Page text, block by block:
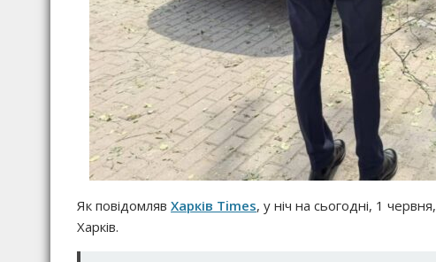
Як повідомляв Харків Times, у ніч на сьогодні, 1 червня,
Харків.